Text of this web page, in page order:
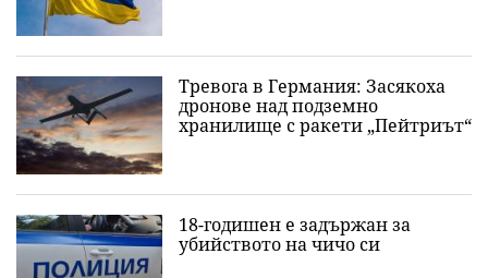
Тревога в Германия: Засякоха
дронове над подземно
хранилище с ракети „Пейтриът“
18-годишен е задържан за
убийството на чичо си